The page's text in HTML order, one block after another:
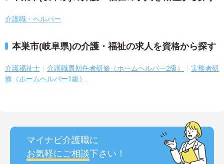
介護職・ヘルパー
本巣市(岐阜県)の介護・福祉の求人を資格から探す
介護福祉士 介護職員初任者研修（ホームヘルパー2級）
実務者研
修（ホームヘルパー1級）
マイナビ介護職に
お気軽にご相談下さい！